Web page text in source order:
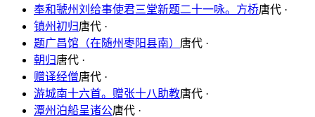
奉和虢州刘给事使君三堂新题二十一咏。方桥唐代 ·
镇州初归唐代 ·
题广昌馆（在随州枣阳县南） 唐代 ·
朝归唐代 ·
赠译经僧唐代 ·
游城南十六首。赠张十八助教唐代 ·
潭州泊船呈诸公唐代 ·